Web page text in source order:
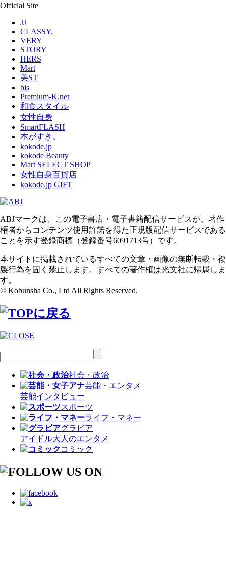
Official Site
JJ
CLASSY.
VERY
STORY
HERS
Mart
美ST
bis
Premium-K.net
和食スタイル
女性自身
SmartFLASH
本がすき。
kokode.jp
kokode Beauty
Mart SELECT SHOP
女性自身百貨店
kokode.jp GIFT
ABJマークは、この電子書店・電子書籍配信サービスが、著作
権者からコンテンツ使用許諾を得た正規版配信サービスである
ことを示す登録商標（登録番号6091713号）です。
本サイトに掲載されているすべての文章・画像の無断転載・複
製行為を固く禁止します。すべての著作権は光文社に帰属しま
す。
© Kobunsha Co., Ltd All Rights Reserved.
社会・政治
芸能・エンタメ
芸能インタビュー
スポーツ
ライフ・マネー
グラビア
アイドル大人のエンタメ
コミック